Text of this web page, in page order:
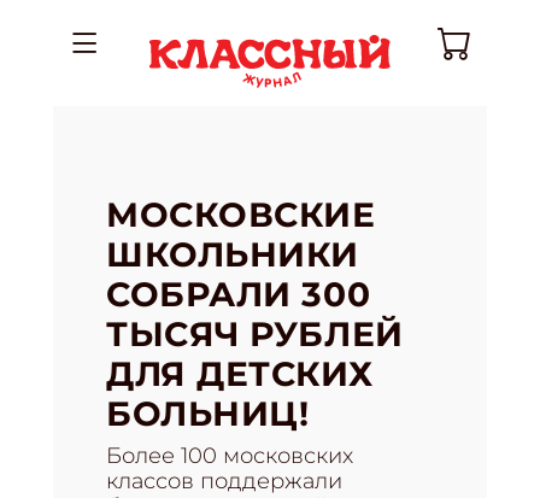
МОСКОВСКИЕ
ШКОЛЬНИКИ
СОБРАЛИ 300
ТЫСЯЧ РУБЛЕЙ
ДЛЯ ДЕТСКИХ
БОЛЬНИЦ!
Более 100 московских
классов поддержали